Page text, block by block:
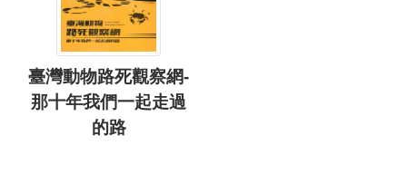
臺灣動物路死觀察網-
那十年我們一起走過
的路